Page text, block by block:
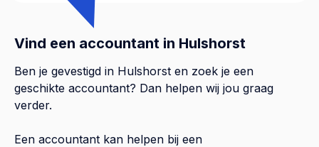
Vind een accountant in Hulshorst
Ben je gevestigd in Hulshorst en zoek je een
geschikte accountant? Dan helpen wij jou graag
verder.
Een accountant kan helpen bij een